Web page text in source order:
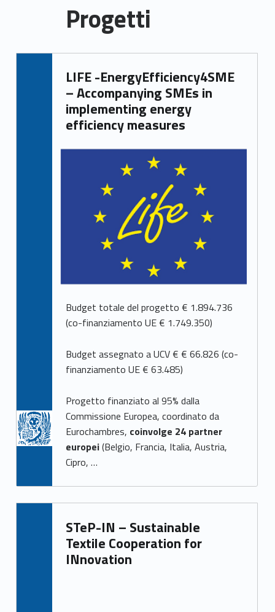
Progetti
)
LIFE -EnergyEfficiency4SME
– Accompanying SMEs in
implementing energy
efficiency measures
Budget totale del progetto € 1.894.736
(co-finanziamento UE € 1.749.350)
Budget assegnato a UCV € € 66.826 (co-
finanziamento UE € 63.485)
Progetto finanziato al 95% dalla
Commissione Europea, coordinato da
Eurochambres, coinvolge 24 partner
europei(Belgio, Francia, Italia, Austria,
Cipro, …
STeP-IN – Sustainable
Textile Cooperation for
INnovation